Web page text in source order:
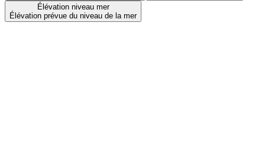
Élévation niveau mer
Élévation prévue du niveau de la mer